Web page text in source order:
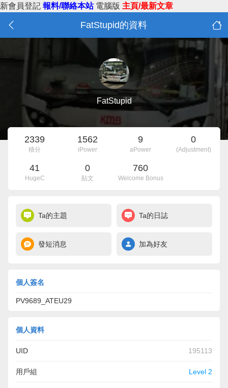
新會員登記 報料/聯絡本站 電腦版 主頁/最新文章
FatStupid的資料
FatStupid
2339
積分
1562
iPower
9
aPower
0
(Adjustment)
41
HugeC
0
貼文
760
Welcome Bonus
Ta的主題 Ta的日誌
發短消息 加為好友
個人簽名
PV9689_ATEU29
個人資料
UID 195113
用戶組 Level 2